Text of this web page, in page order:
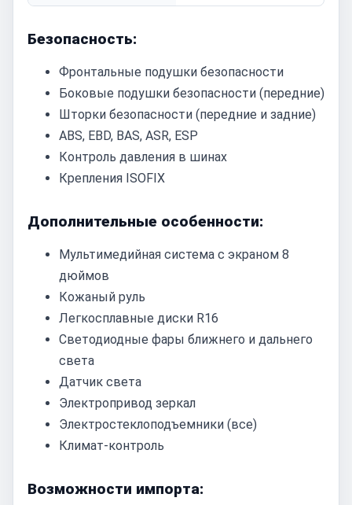
Безопасность:
Фронтальные подушки безопасности
Боковые подушки безопасности (передние)
Шторки безопасности (передние и задние)
ABS, EBD, BAS, ASR, ESP
Контроль давления в шинах
Крепления ISOFIX
Дополнительные особенности:
Мультимедийная система с экраном 8
дюймов
Кожаный руль
Легкосплавные диски R16
Светодиодные фары ближнего и дальнего
света
Датчик света
Электропривод зеркал
Электростеклоподъемники (все)
Климат-контроль
Возможности импорта: